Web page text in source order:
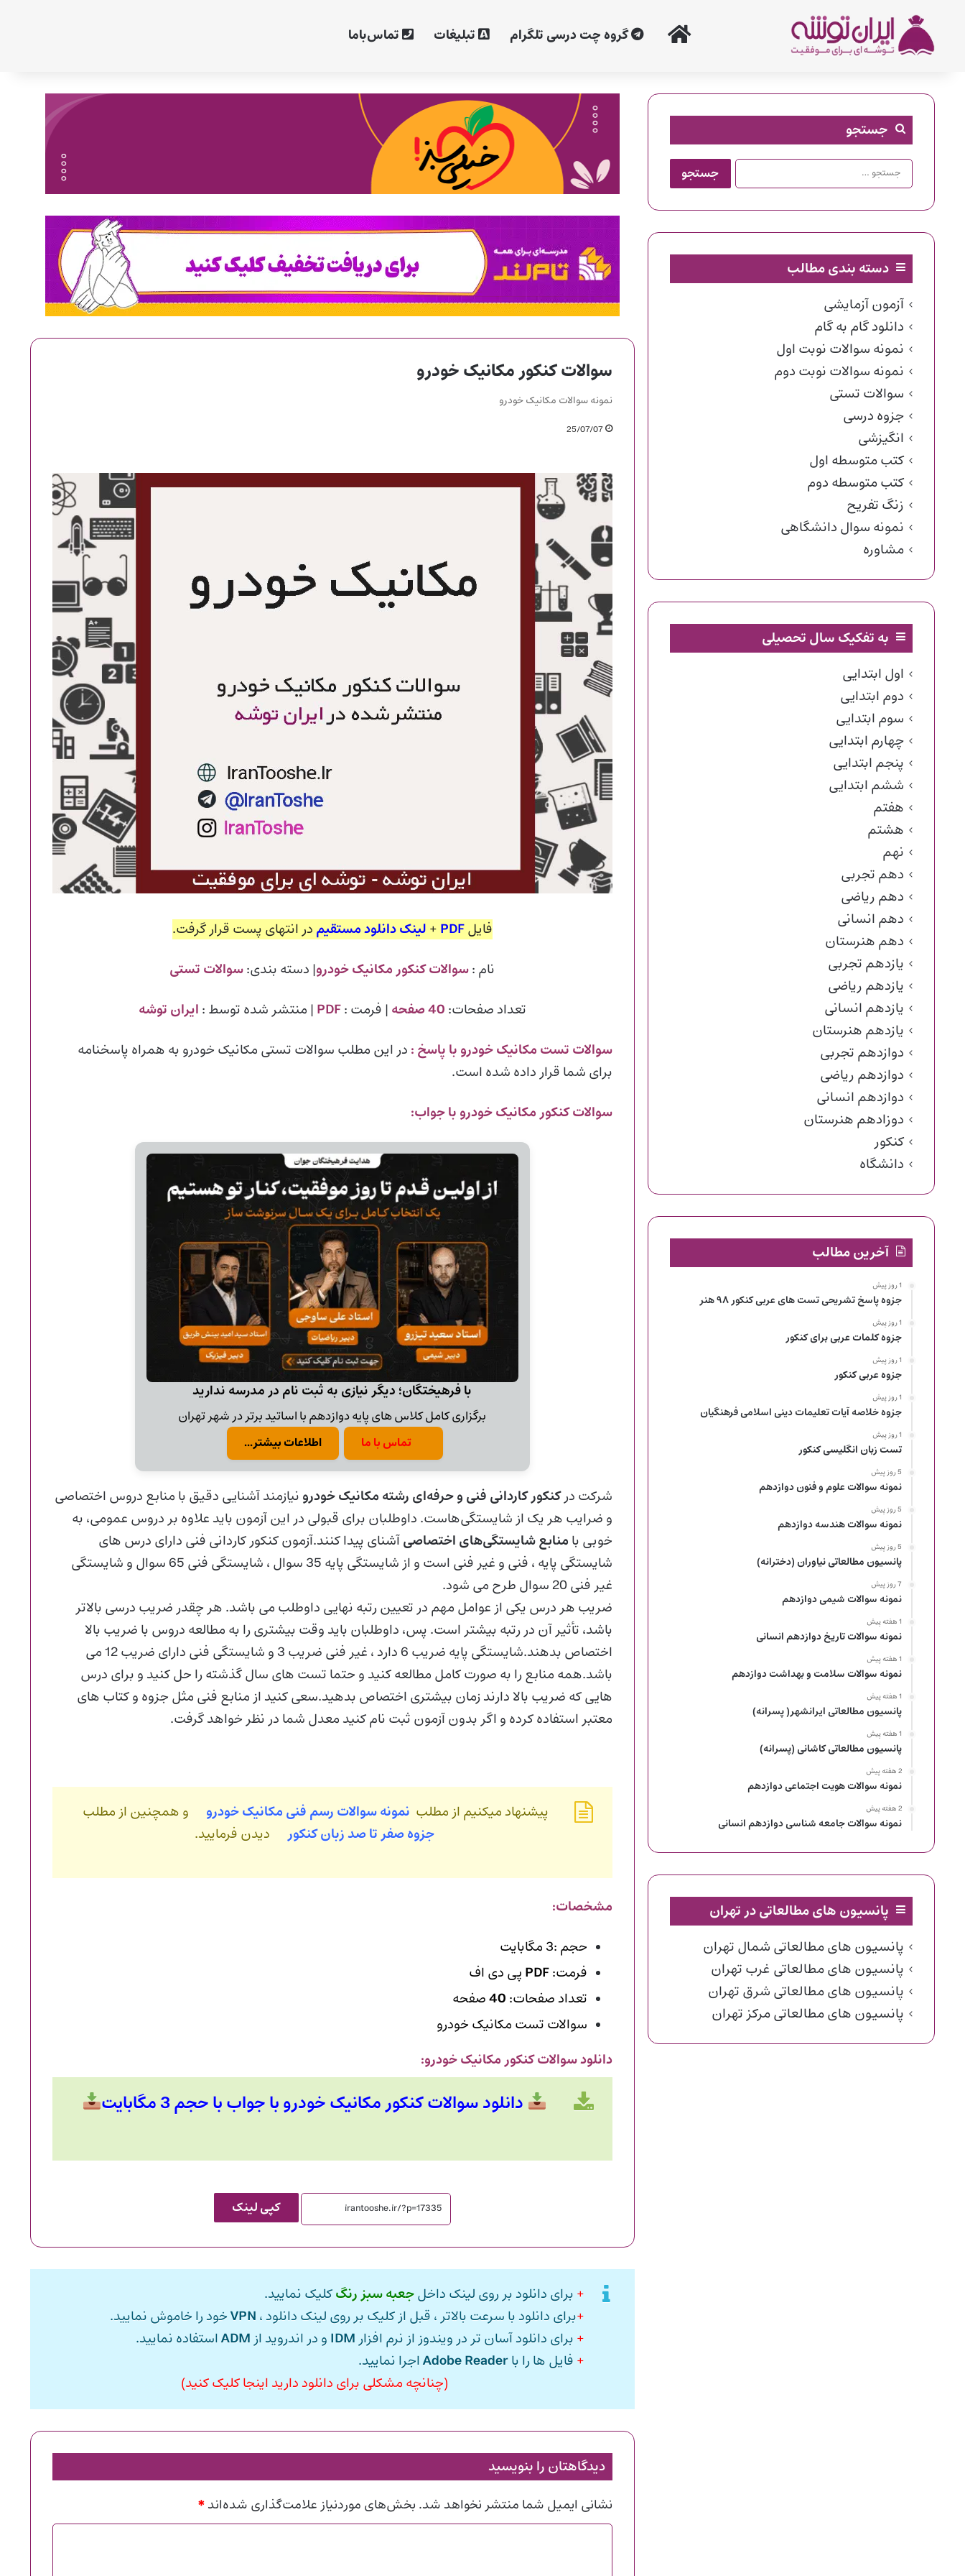
خانه گروه چت درسی تلگرام تبلیغات تماس‌با‌ما
سوالات کنکور مکانیک خودرو
نمونه سوالات مکانیک خودرو
25/07/07
فایلPDF
+ لینک دانلود مستقیم در انتهای پست قرار گرفت.
نام :سوالات کنکور مکانیک خودرو| دسته بندی:سوالات تستی
تعداد صفحات: 40 صفحه | فرمت :PDF | منتشر شده توسط : ایران توشه
سوالات تست مکانیک خودرو با پاسخ : در این مطلب سوالات تستی مکانیک خودرو به همراه پاسخنامه
برای شما قرار داده شده است.
سوالات کنکور مکانیک خودرو با جواب:
با فرهیختگان؛ دیگر نیازی به ثبت نام در مدرسه ندارید
برگزاری کامل کلاس های پایه دوازدهم با اساتید برتر در شهر تهران
تماس با ما اطلاعات بیشتر...
شرکت درکنکور کاردانی فنی و حرفه‌ای رشته مکانیک خودرو نیازمند آشنایی دقیق با منابع دروس اختصاصی
و ضرایب هر یک از شایستگی‌هاست. داوطلبان برای قبولی در این آزمون باید علاوه بر دروس عمومی، به
خوبی با منابع شایستگی‌های اختصاصیآشنای پیدا کنند.آزمون کنکور کاردانی فنی دارای درس های
شایستگی پایه ، فنی و غیر فنی است و از شایستگی پایه 35 سوال ، شایستگی فنی 65 سوال و شایستگی
غیر فنی 20 سوال طرح می شود.
ضریب هر درس یکی از عوامل مهم در تعیین رتبه نهایی داوطلب می باشد. هر چقدر ضریب درسی بالاتر
باشد، تأثیر آن در رتبه بیشتر است. پس، داوطلبان باید وقت بیشتری را به مطالعه دروس با ضریب بالا
اختصاص بدهند.شایستگی پایه ضریب 6 دارد ، غیر فنی ضریب 3 و شایستگی فنی دارای ضریب 12 می
باشد.همه منابع را به صورت کامل مطالعه کنید و حتما تست های سال گذشته را حل کنید و برای درس
هایی که ضریب بالا دارند زمان بیشتری اختصاص بدهید.سعی کنید از منابع فنی مثل جزوه و کتاب های
معتبر استفاده کرده و اگر بدون آزمون ثبت نام کنید معدل شما در نظر خواهد گرفت.
پیشنهاد میکنیم از مطلب نمونه سوالات رسم فنی مکانیک خودرو و همچنین از مطلب
جزوه صفر تا صد زبان کنکور دیدن فرمایید.
مشخصات:
حجم :3 مگابایت
فرمت:PDF پی دی اف
تعداد صفحات: 40صفحه
سوالات تست مکانیک خودرو
دانلود سوالات کنکور مکانیک خودرو:
دانلود سوالات کنکور مکانیک خودرو با جواب با حجم 3 مگابایت
کپی لینک
+ برای دانلود بر روی لینک داخلجعبه سبز رنگکلیک نمایید.
+برای دانلود با سرعت بالاتر ، قبل از کلیک بر روی لینک دانلود ، VPNخود را خاموش نمایید.
+ برای دانلود آسان تر در ویندوز از نرم افزار IDM و در اندروید از ADMاستفاده نمایید.
+ فایل ها را باAdobe Readerاجرا نمایید.
(چنانچه مشکلی برای دانلود دارید اینجا کلیک کنید)
دیدگاهتان را بنویسید
نشانی ایمیل شما منتشر نخواهد شد. بخش‌های موردنیاز علامت‌گذاری شده‌اند*
جستجو
جستجو
برای:
دسته بندی مطالب
آزمون آزمایشی
دانلود گام به گام
نمونه سوالات نوبت اول
نمونه سوالات نوبت دوم
سوالات تستی
جزوه درسی
انگیزشی
کتب متوسطه اول
کتب متوسطه دوم
زنگ تفریح
نمونه سوال دانشگاهی
مشاوره
به تفکیک سال تحصیلی
اول ابتدایی
دوم ابتدایی
سوم ابتدایی
چهارم ابتدایی
پنجم ابتدایی
ششم ابتدایی
هفتم
هشتم
نهم
دهم تجربی
دهم ریاضی
دهم انسانی
دهم هنرستان
یازدهم تجربی
یازدهم ریاضی
یازدهم انسانی
یازدهم هنرستان
دوازدهم تجربی
دوازدهم ریاضی
دوازدهم انسانی
دوزادهم هنرستان
کنکور
دانشگاه
آخرین مطالب
1 روز پیش
جزوه پاسخ تشریحی تست های عربی کنکور ۹۸ هنر
1 روز پیش
جزوه کلمات عربی برای کنکور
1 روز پیش
جزوه عربی کنکور
1 روز پیش
جزوه خلاصه آیات تعلیمات دینی اسلامی فرهنگیان
1 روز پیش
تست زبان انگلیسی کنکور
5 روز پیش
نمونه سوالات علوم و فنون دوازدهم
5 روز پیش
نمونه سوالات هندسه دوازدهم
5 روز پیش
پانسیون مطالعاتی نیاوران (دخترانه)
7 روز پیش
نمونه سوالات شیمی دوازدهم
1 هفته پیش
نمونه سوالات تاریخ دوازدهم انسانی
1 هفته پیش
نمونه سوالات سلامت و بهداشت دوازدهم
1 هفته پیش
پانسیون مطالعاتی ایرانشهر( پسرانه)
1 هفته پیش
پانسیون مطالعاتی کاشانی (پسرانه)
2 هفته پیش
نمونه سوالات هویت اجتماعی دوازدهم
2 هفته پیش
نمونه سوالات جامعه شناسی دوازدهم انسانی
پانسیون های مطالعاتی در تهران
پانسیون های مطالعاتی شمال تهران
پانسیون های مطالعاتی غرب تهران
پانسیون های مطالعاتی شرق تهران
پانسیون های مطالعاتی مرکز تهران